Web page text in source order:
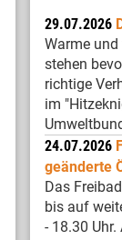
29.07.2026
Warme
stehen
richtige
im
24.07.2026
geänderte
Das
bis auf
- 18.30